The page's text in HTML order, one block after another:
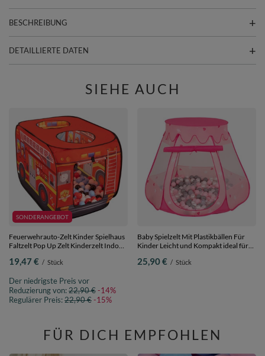
BESCHREIBUNG
DETAILLIERTE DATEN
SIEHE AUCH
SONDERANGEBOT
Feuerwehrauto-Zelt Kinder Spielhaus
Faltzelt Pop Up Zelt Kinderzelt Indoor
Für Jungen Mädchen Rollenspiel
rot:schwarz/weiß/rot/babyblau, 100
Bälle
19,47 € / Stück
Der niedrigste Preis vor
Reduzierung von:22,90 €-14%
Regulärer Preis:22,90 €-15%
Baby Spielzelt Mit Plastikbällen Für
Kinder Leicht und Kompakt ideal für
Sensorische Integration Schneller
25,90 € / Stück
FÜR DICH EMPFOHLEN